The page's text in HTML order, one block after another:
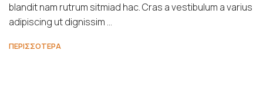
blandit nam rutrum sitmiad hac. Cras a vestibulum a varius
adipiscing ut dignissim ...
ΠΕΡΙΣΣΟΤΕΡΑ